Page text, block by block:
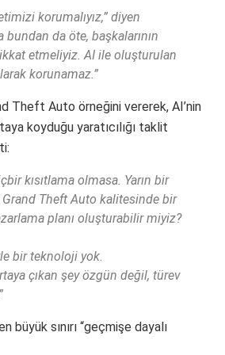
korumalıyız,” diyen
bundan da öte, başkalarının
etmeliyiz. AI ile oluşturulan
korunamaz.”
Theft Auto örneğini vererek, AI’nin
koyduğu yaratıcılığı taklit
kısıtlama olmasa. Yarın bir
Theft Auto kalitesinde bir
planı oluşturabilir miyiz?
bir teknoloji yok.
çıkan şey özgün değil, türev
büyük sınırı “geçmişe dayalı